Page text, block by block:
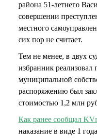
района 51-летнего
совершении
местного
сих пор не считает.
Тем не менее, в двух
избранник
муниципальной
распоряжению был
стоимостью 1,2 млн
Как ранее сообщал
наказание в виде 1